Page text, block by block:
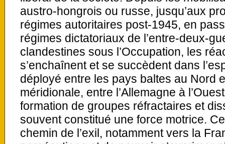
austro-hongrois ou russe, jusqu’aux
régimes autoritaires post-1945, en
régimes dictatoriaux de l’entre-deux-
clandestines sous l’Occupation, les
s’enchaînent et se succèdent dans
déployé entre les pays baltes au Nord
méridionale, entre l’Allemagne à
formation de groupes réfractaires et
souvent constitué une force motrice.
chemin de l’exil, notamment vers la